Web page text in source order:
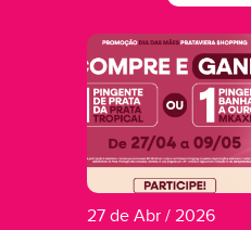
27 de Abr / 2026